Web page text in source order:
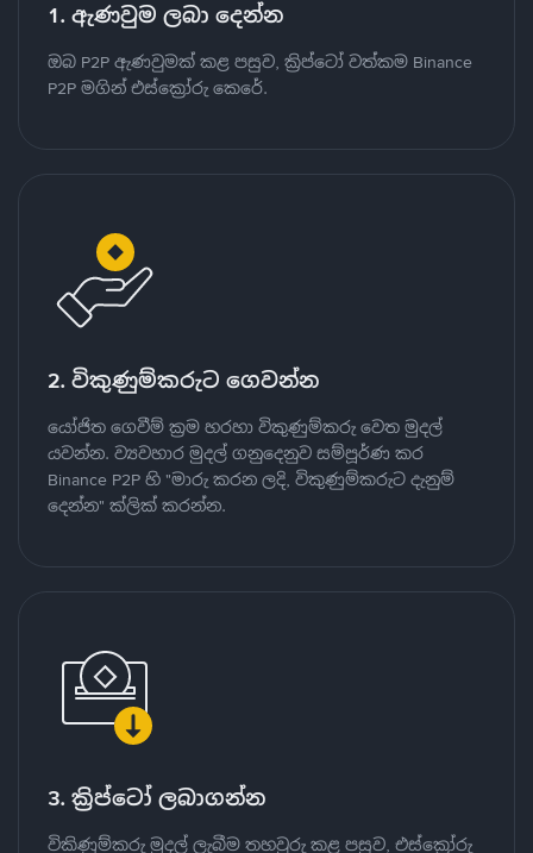
1. ඇණවුම ලබා දෙන්න
ඔබ P2P ඇණවුමක් කළ පසුව, ක්‍රිප්ටෝ වත්කම Binance
P2P මගින් එස්ක්‍රෝරු කෙරේ.
2. විකුණුම්කරුට ගෙවන්න
යෝජිත ගෙවීම් ක්‍රම හරහා විකුණුම්කරු වෙත මුදල්
යවන්න. ව්‍යවහාර මුදල් ගනුදෙනුව සම්පූර්ණ කර
Binance P2P හි "මාරු කරන ලදි, විකුණුම්කරුට දැනුම්
දෙන්න" ක්ලික් කරන්න.
3. ක්‍රිප්ටෝ ලබාගන්න
විකිණුම්කරු මුදල් ලැබීම තහවුරු කළ පසුව, එස්ක්‍රෝරු